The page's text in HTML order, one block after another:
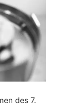
des 7.